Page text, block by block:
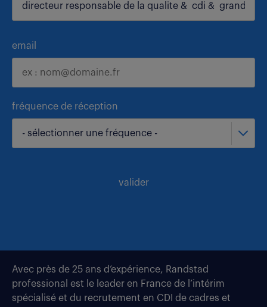
email
fréquence de réception
- sélectionner une fréquence -
valider
Avec près de 25 ans d’expérience, Randstad
professional est le leader en France de l’intérim
spécialisé et du recrutement en CDI de cadres et